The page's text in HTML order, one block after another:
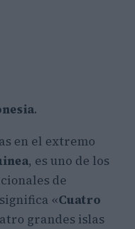
.
en el extremo
, es uno de los
de
«Cuatro
grandes islas